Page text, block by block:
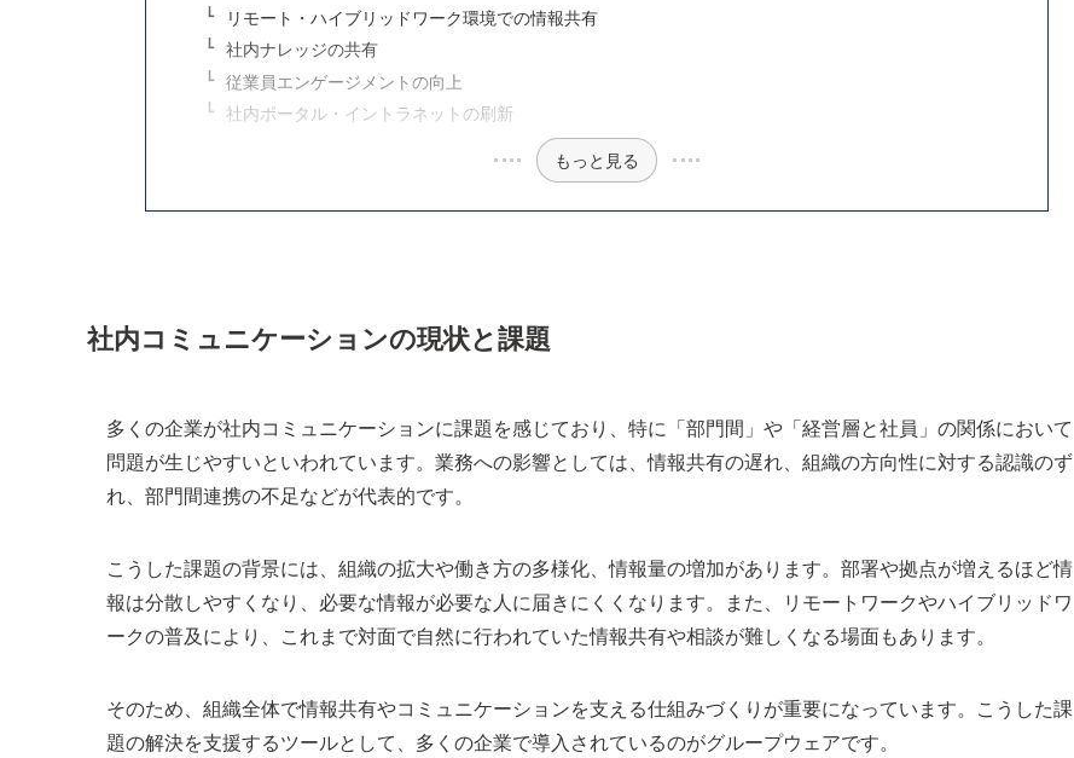
リモート・ハイブリッドワーク環境での情報共有
社内ナレッジの共有
従業員エンゲージメントの向上
社内ポータル・イントラネットの刷新
もっと見る
社内コミュニケーションの現状と課題
多くの企業が社内コミュニケーションに課題を感じており、特に「部門間」や「経営層と社員」の関係において
問題が生じやすいといわれています。業務への影響としては、情報共有の遅れ、組織の方向性に対する認識のず
れ、部門間連携の不足などが代表的です。
こうした課題の背景には、組織の拡大や働き方の多様化、情報量の増加があります。部署や拠点が増えるほど情
報は分散しやすくなり、必要な情報が必要な人に届きにくくなります。また、リモートワークやハイブリッドワ
ークの普及により、これまで対面で自然に行われていた情報共有や相談が難しくなる場面もあります。
そのため、組織全体で情報共有やコミュニケーションを支える仕組みづくりが重要になっています。こうした課
題の解決を支援するツールとして、多くの企業で導入されているのがグループウェアです。